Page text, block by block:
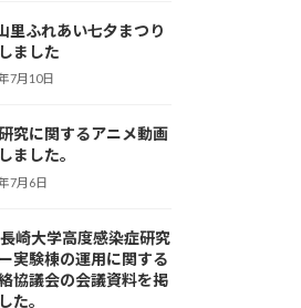
里ふれあい七夕まつり
ました
7月10日
究に関するアニメ動画
ました。
7月6日
崎大学高度感染症研究
実験棟の運用に関する
協議会の会議資料を掲
た。